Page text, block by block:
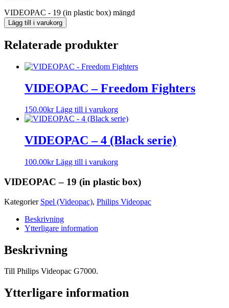
VIDEOPAC - 19 (in plastic box) mängd
Lägg till i varukorg
Relaterade produkter
VIDEOPAC – Freedom Fighters
150.00kr Lägg till i varukorg
VIDEOPAC – 4 (Black serie)
100.00kr Lägg till i varukorg
VIDEOPAC – 19 (in plastic box)
Kategorier Spel (Videopac), Philips Videopac
Beskrivning
Ytterligare information
Beskrivning
Till Philips Videopac G7000.
Ytterligare information